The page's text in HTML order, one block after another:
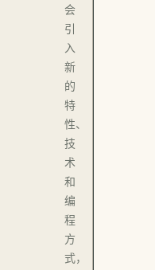
会
引
入
新
的
特
性、
技
术
和
编
程
方
式，